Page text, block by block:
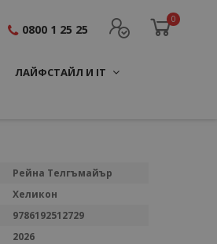
0
0800 1 25 25
ЛАЙФСТАЙЛ И IT
Рейна Телгъмайър
Хеликон
9786192512729
2026